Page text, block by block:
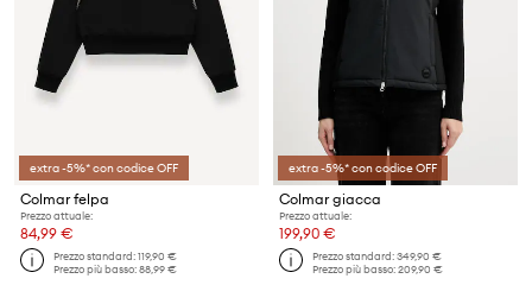
extra -5%* con codice OFF
Colmar felpa
Prezzo attuale:
84,99 €
Prezzo standard:119,90 €
Prezzo più basso:88,99 €
extra -5%* con codice OFF
Colmar giacca
Prezzo attuale:
199,90 €
Prezzo standard:349,90 €
Prezzo più basso:209,90 €